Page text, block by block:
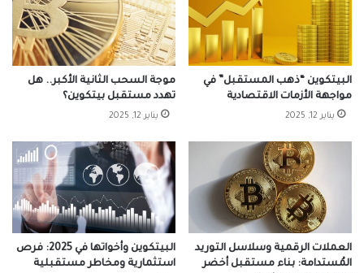
موجة السحب الثانية الأكبر.. هل
تهدد مستقبل بيتكوين؟
يناير 12, 2025
البيتكوين “ذهب المستقبل” في
مواجهة الأزمات الاقتصادية
يناير 12, 2025
البيتكوين وأخواتها في 2025: فرص
استثمارية ومخاطر مستقبلية
العملات الرقمية وسلاسل التوريد
المُستدامة: بناء مستقبل أخضر